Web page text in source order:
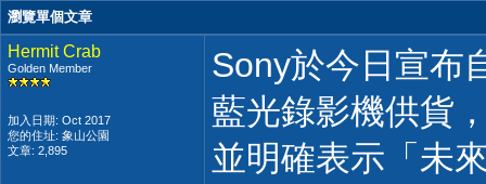
瀏覽單個文章
Hermit Crab
Golden Member
加入日期: Oct 2017
您的住址: 象山公園
文章: 2,895
Sony於今日宣布
藍光錄影機供貨
並明確表示「未